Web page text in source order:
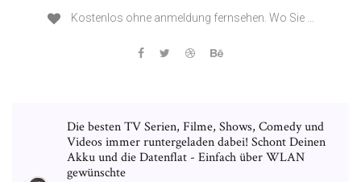
Kostenlos ohne anmeldung fernsehen. Wo Sie …
Die besten TV Serien, Filme, Shows, Comedy und
Videos immer runtergeladen dabei! Schont Deinen
Akku und die Datenflat - Einfach über WLAN
gewünschte